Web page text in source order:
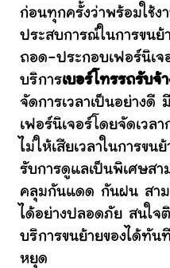
ก่อนทุกครั้งว่าพร้อมใช้ง
ประสบการณ์ในการขน
ถอด-ประกอบเฟอร์นิเจ
บริการเบอร์โทรรถรับจ้
จัดการเวลาเป็นอย่างดี
เฟอร์นิเจอร์โดยจัดเวล
ไม่ให้เสียเวลาในการข
รับการดูแลเป็นพิเศษสา
คลุมกันแดด กันฝน สาม
ได้อย่างปลอดภัย สนใจ
บริการขนย้ายของได้ทั
หยุด